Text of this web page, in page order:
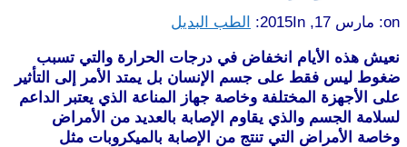
مارس 17, 2015 In: الطب البديل
هذه الأيام انخفاض في درجات الحرارة والتي تسبب
ليس فقط على جسم الإنسان بل يمتد الأمر إلى التأثير
الأجهزة المختلفة وخاصة جهاز المناعة الذي يعتبر الداعم
الجسم والذي يقاوم الإصابة بالعديد من الأمراض
الأمراض التي تنتج من الإصابة بالميكروبات مثل